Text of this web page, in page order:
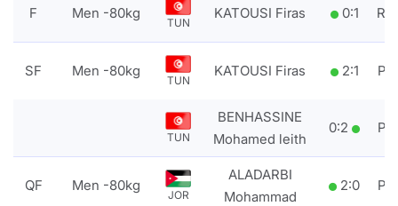
F Men -80kg
TUN
KATOUSI Firas 0:1
SF Men -80kg
TUN
KATOUSI Firas 2:1
TUN
BENHASSINE
Mohamed leith
0:2
QF Men -80kg
JOR
ALADARBI
Mohammad
2:0